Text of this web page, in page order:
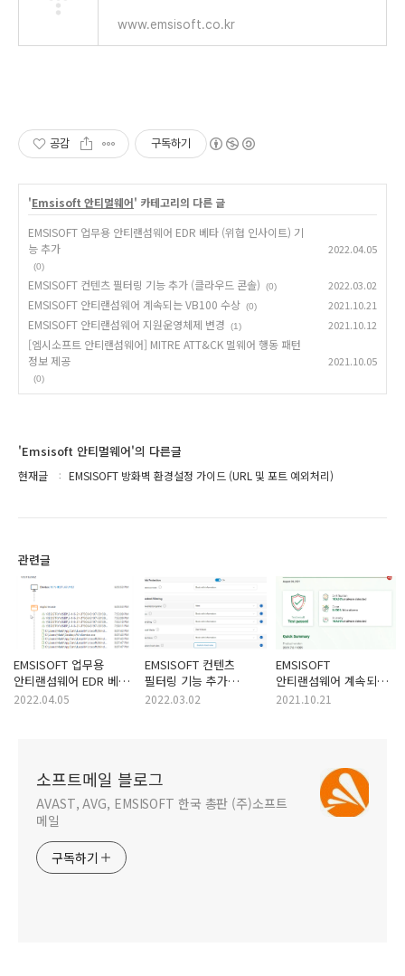
www.emsisoft.co.kr
공감 구독하기
'Emsisoft 안티멀웨어' 카테고리의 다른 글
EMSISOFT 업무용 안티랜섬웨어 EDR 베타 (위협 인사이트) 기
능 추가
(0)
2022.04.05
EMSISOFT 컨텐츠 필터링 기능 추가 (클라우드 콘솔) (0) 2022.03.02
EMSISOFT 안티랜섬웨어 계속되는 VB100 수상 (0) 2021.10.21
EMSISOFT 안티랜섬웨어 지원운영체제 변경 (1) 2021.10.12
[엠시소프트 안티랜섬웨어] MITRE ATT&CK 멀웨어 행동 패턴
정보 제공
(0)
2021.10.05
'Emsisoft 안티멀웨어'의 다른글
현재글 EMSISOFT 방화벽 환경설정 가이드 (URL 및 포트 예외처리)
관련글
EMSISOFT 업무용
안티랜섬웨어 EDR 베타
(위협 인사이트) 기능
2022.04.05
EMSISOFT 컨텐츠
필터링 기능 추가
(클라우드 콘솔)
2022.03.02
EMSISOFT
안티랜섬웨어 계속되는
VB100 수상
2021.10.21
소프트메일 블로그
AVAST, AVG, EMSISOFT 한국 총판 (주)소프트
메일
구독하기